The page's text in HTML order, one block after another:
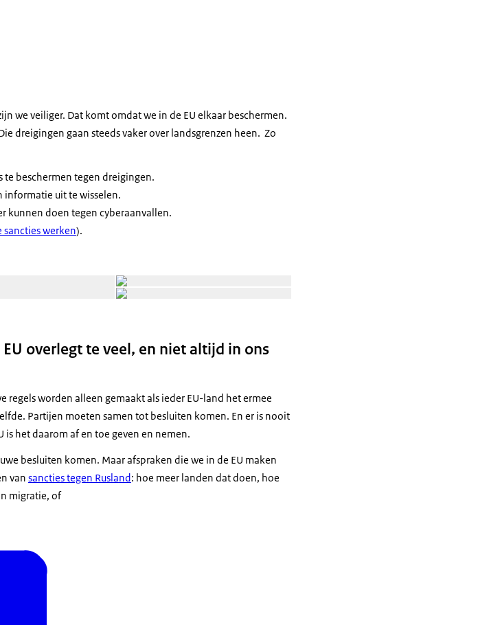
we veiliger. Dat komt omdat we in de EU elkaar beschermen.
dreigingen gaan steeds vaker over landsgrenzen heen. Zo
te beschermen tegen dreigingen.
informatie uit te wisselen.
kunnen doen tegen cyberaanvallen.
sancties werken).
Open de galerij in vergrote weergave
overlegt te veel, en niet altijd in ons
regels worden alleen gemaakt als ieder EU-land het ermee
Partijen moeten samen tot besluiten komen. En er is nooit
het daarom af en toe geven en nemen.
besluiten komen. Maar afspraken die we in de EU maken
van sancties tegen Rusland: hoe meer landen dat doen, hoe
migratie, of